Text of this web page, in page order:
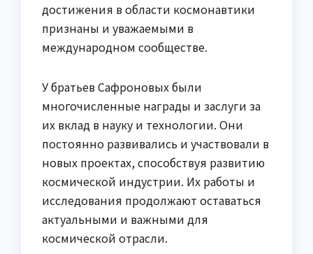
достижения в области космонавтики
признаны и уважаемыми в
международном сообществе.
У братьев Сафроновых были
многочисленные награды и заслуги за
их вклад в науку и технологии. Они
постоянно развивались и участвовали в
новых проектах, способствуя развитию
космической индустрии. Их работы и
исследования продолжают оставаться
актуальными и важными для
космической отрасли.